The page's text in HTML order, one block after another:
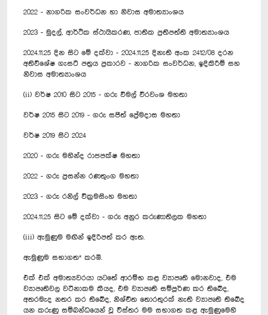
2022 - නාගරික සංවර්ධන හා නිවාස අමාත්‍යාංශය
2023 - මුදල්, ආර්ථික ස්ථායිකරණ, ජාතික ප්‍රතිපත්ති අමාත්‍යාංශය
2024.11.25 දින සිට මේ දක්වා - 2024.11.25 දිනැති අංක 2412/08 දරන
අතිවිශේෂ ගැසට් පත්‍රය ප්‍රකාරව - නාගරික සංවර්ධන, ඉදිකිරීම් සහ
නිවාස අමාත්‍යාංශය
(ii) වර්ෂ 2010 සිට 2015 - ගරු විමල් වීරවංශ මහතා
වර්ෂ 2015 සිට 2019 - ගරු සජිත් ප්‍රේමදාස මහතා
වර්ෂ 2019 සිට 2024
2020 - ගරු මහින්ද රාජපක්ෂ මහතා
2022 - ගරු ප්‍රසන්න රණතුංග මහතා
2023 - ගරු රනිල් වික්‍රමසිංහ මහතා
2024.11.25 සිට මේ දක්වා - ගරු අනුර කරුණාතිලක මහතා
(iii) ඇමුණුම මඟින් ඉදිරිපත් කර ඇත.
ඇමුණුම සභාගත* කරමි.
එක් එක් අමාත්‍යවරයා යටතේ ආරම්භ කළ ව්‍යාපෘති මොනවාද, එම
ව්‍යාපෘතිවල වටිනාකම කීයද, එම ව්‍යාපෘති සම්පූර්ණ කර තිබේද,
අතරමැද නතර කර තිබේද, නිශ්චිත තොරතුරක් නැති ව්‍යාපෘති තිබේද
යන කරුණු සම්බන්ධයෙන් වූ විස්තර මම සභාගත කළ ඇමුණුමෙහි